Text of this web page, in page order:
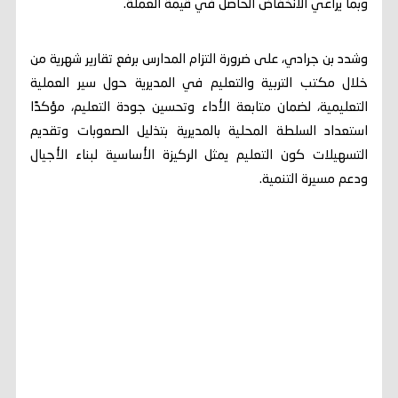
وبما يراعي الانخفاض الحاصل في قيمة العملة.
وشدد بن جرادي، على ضرورة التزام المدارس برفع تقارير شهرية من
خلال مكتب التربية والتعليم في المديرية حول سير العملية
التعليمية، لضمان متابعة الأداء وتحسين جودة التعليم، مؤكدًا
استعداد السلطة المحلية بالمديرية بتذليل الصعوبات وتقديم
التسهيلات كون التعليم يمثل الركيزة الأساسية لبناء الأجيال
ودعم مسيرة التنمية.